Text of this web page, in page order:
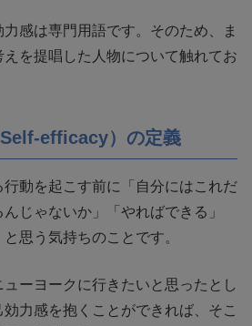
感は専門用語です。そのため、ま
を提唱した人物について触れてお
efficacy）の定義
動を起こす前に「自分にはこれだ
じゃないか」「やればできる」
思う気持ちのことです。
ーヨークに行きたいと思ったとし
力感を抱くことができれば、そこ